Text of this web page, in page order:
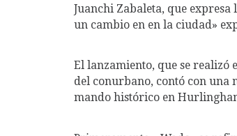
Juanchi Zabaleta, que
un cambio en en la ciudad»
El lanzamiento, que se realizó
del conurbano, contó con una
mando histórico en